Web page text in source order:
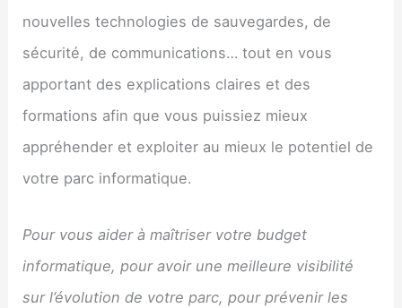
nouvelles technologies de sauvegardes, de
sécurité, de communications… tout en vous
apportant des explications claires et des
formations afin que vous puissiez mieux
appréhender et exploiter au mieux le potentiel de
votre parc informatique.
Pour vous aider à maîtriser votre budget
informatique, pour avoir une meilleure visibilité
sur l’évolution de votre parc, pour prévenir les